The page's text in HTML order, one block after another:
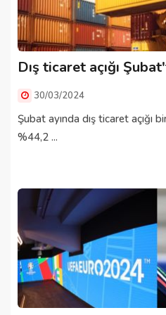
Dış ticaret açığı
30/03/2024
Şubat ayında dış ticaret açığı
%44,2 ...